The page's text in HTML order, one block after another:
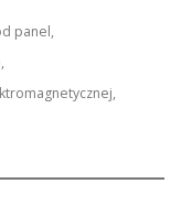
panel,